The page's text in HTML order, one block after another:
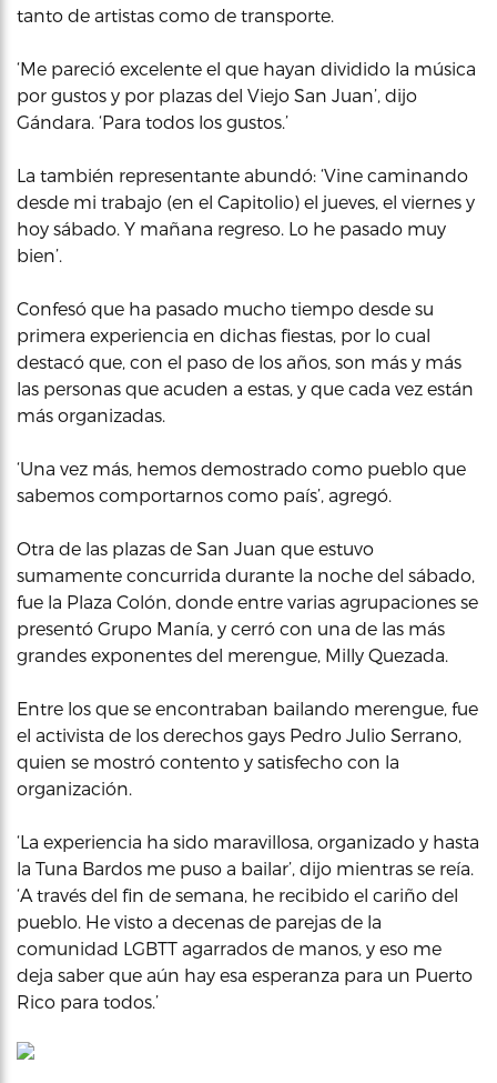
tanto de artistas como de transporte.
‘Me pareció excelente el que hayan dividido la música
por gustos y por plazas del Viejo San Juan’, dijo
Gándara. ‘Para todos los gustos.’
La también representante abundó: ‘Vine caminando
desde mi trabajo (en el Capitolio) el jueves, el viernes y
hoy sábado. Y mañana regreso. Lo he pasado muy
bien’.
Confesó que ha pasado mucho tiempo desde su
primera experiencia en dichas fiestas, por lo cual
destacó que, con el paso de los años, son más y más
las personas que acuden a estas, y que cada vez están
más organizadas.
‘Una vez más, hemos demostrado como pueblo que
sabemos comportarnos como país’, agregó.
Otra de las plazas de San Juan que estuvo
sumamente concurrida durante la noche del sábado,
fue la Plaza Colón, donde entre varias agrupaciones se
presentó Grupo Manía, y cerró con una de las más
grandes exponentes del merengue, Milly Quezada.
Entre los que se encontraban bailando merengue, fue
el activista de los derechos gays Pedro Julio Serrano,
quien se mostró contento y satisfecho con la
organización.
‘La experiencia ha sido maravillosa, organizado y hasta
la Tuna Bardos me puso a bailar’, dijo mientras se reía.
‘A través del fin de semana, he recibido el cariño del
pueblo. He visto a decenas de parejas de la
comunidad LGBTT agarrados de manos, y eso me
deja saber que aún hay esa esperanza para un Puerto
Rico para todos.’